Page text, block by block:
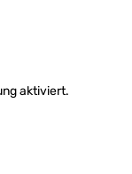
aktiviert.